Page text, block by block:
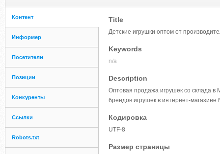
Контент
Информер
Посетители
Позиции
Конкуренты
Ссылки
Robots.txt
Title
Детские игрушки оптом от
Keywords
n/a
Description
Оптовая продажа игрушек со склада
брендов игрушек в интернет-магазине
Кодировка
UTF-8
Размер страницы